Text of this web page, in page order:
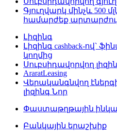
Գյուղվարկ մինչև 500
համարժեք
Լիզինգ
Լիզինգ cashback-ով`
կողմից
Սուբսիդավորվող
AraratLeasing
Վերականգնվող
լիզինգ Նոր
Փաստաթղթային
Բանկային երաշխիք